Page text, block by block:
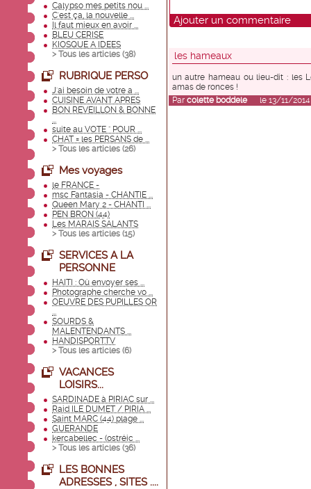
Calypso mes petits nou ...
C'est ça, la nouvelle ...
Il faut mieux en avoir ...
BLEU CERISE
KIOSQUE A IDEES
> Tous les articles (38)
RUBRIQUE PERSO
J'ai besoin de votre a ...
CUISINE AVANT APRES
BON REVEILLON & BONNE
...
suite au VOTE " POUR ...
CHAT = les PERSANS de ...
> Tous les articles (26)
Mes voyages
le FRANCE -
msc Fantasia - CHANTIE ...
Queen Mary 2 - CHANTI ...
PEN BRON (44)
Les MARAIS SALANTS
> Tous les articles (15)
SERVICES A LA
PERSONNE
HAITI : Où envoyer ses ...
Photographe cherche vo ...
OEUVRE DES PUPILLES OR
...
SOURDS &
MALENTENDANTS ...
HANDISPORT.TV
> Tous les articles (6)
VACANCES
LOISIRS...
SARDINADE à PIRIAC sur ...
Raid ILE DUMET / PIRIA ...
Saint MARC (44) plage ...
GUERANDE
kercabellec - (ostréic ...
> Tous les articles (36)
LES BONNES
ADRESSES , SITES ....
Ajouter un commentaire
les hameaux
un autre hameau ou lieu-dit : les
amas de ronces !
Par colette boddelele 13/11/2014